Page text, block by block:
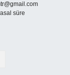
süre